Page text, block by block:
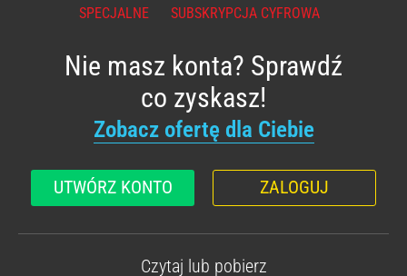
SPECJALNE
SUBSKRYPCJA CYFROWA
Nie masz konta? Sprawdź
co zyskasz!
Zobacz ofertę dla Ciebie
UTWÓRZ KONTO ZALOGUJ
Czytaj lub pobierz